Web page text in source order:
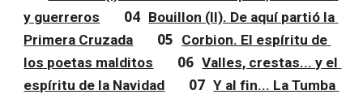
y guerreros
04 Bouillon (II). De aquí partió la
Primera Cruzada
05 Corbion. El espíritu de
los poetas malditos
06 Valles, crestas... y el
espíritu de la Navidad
07 Y al fin... La Tumba